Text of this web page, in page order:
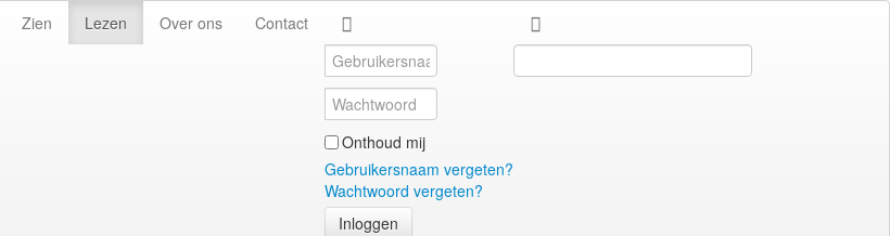
Zien Lezen Over ons Contact
Onthoud mij
Gebruikersnaam vergeten?
Wachtwoord vergeten?
Inloggen
...